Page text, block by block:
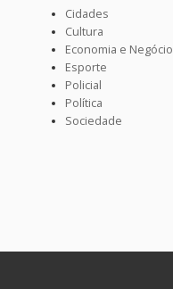
Cidades
Cultura
Economia e Negócio
Esporte
Policial
Política
Sociedade